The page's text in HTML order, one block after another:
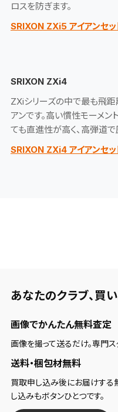
ロスを防ぎます。
SRIXON ZXi5 アイアンセ
SRIXON ZXi4
ZXiシリーズの中で最も飛
アンです。高い慣性モーメン
ても直進性が高く、高弾道
SRIXON ZXi4 アイアンセ
あなたのクラブ、 買
画像でかんたん無料査定
画像を撮って送るだけ。専門ス
送料・梱包材無料
買取申し込み後にお届けする
し込みもボタンひとつです。